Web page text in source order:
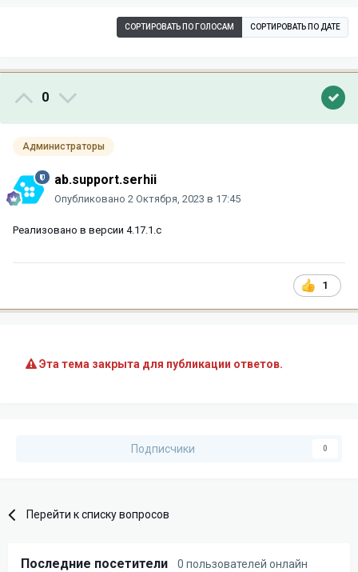
СОРТИРОВАТЬ ПО ГОЛОСАМ СОРТИРОВАТЬ ПО ДАТЕ
0
Администраторы
ab.support.serhii
Опубликовано 2 Октября, 2023 в 17:45
Реализовано в версии 4.17.1.c
1
Эта тема закрыта для публикации ответов.
Подписчики 0
Перейти к списку вопросов
Последние посетители 0 пользователей онлайн